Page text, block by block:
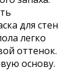
для стен
легко
оттенок.
основу.